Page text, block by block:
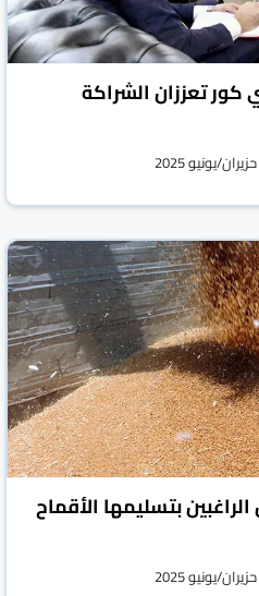
كور تعززان الشراكة
بتسليمها الأقماح